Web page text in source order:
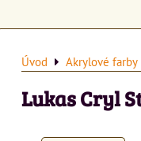
Úvod Akrylové farby
Lukas Cryl